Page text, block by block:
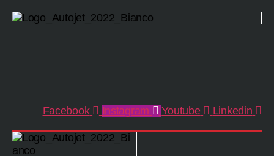
Facebook Instagram Youtube Linkedin